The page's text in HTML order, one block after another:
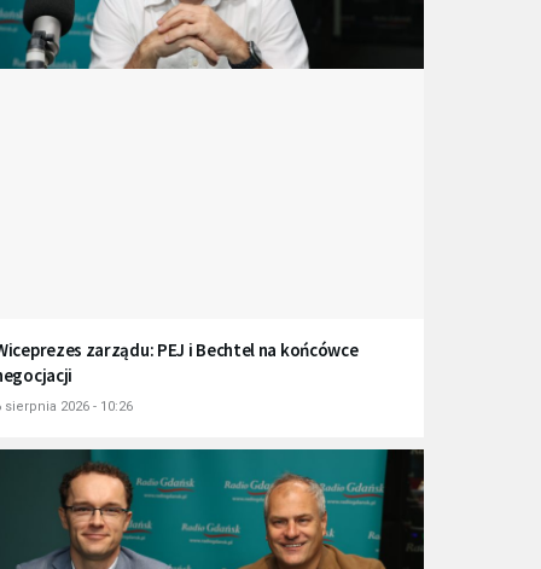
zarządu: PEJ i Bechtel na końcówce
sierpnia 2026 - 10:26